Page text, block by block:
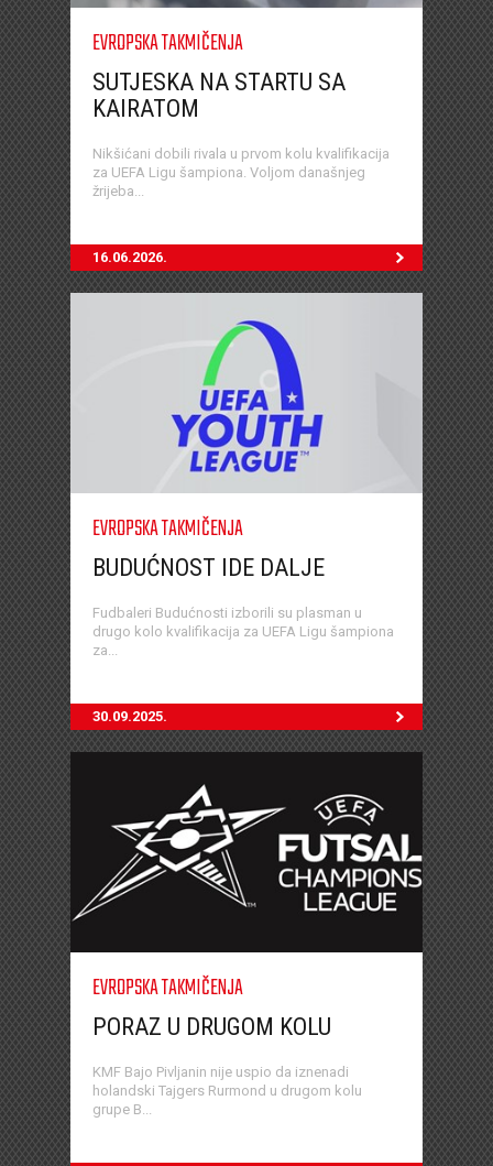
EVROPSKA TAKMIČENJA
SUTJESKA NA STARTU SA
KAIRATOM
Nikšićani dobili rivala u prvom kolu kvalifikacija
za UEFA Ligu šampiona. Voljom današnjeg
žrijeba...
16.06.2026.
EVROPSKA TAKMIČENJA
BUDUĆNOST IDE DALJE
Fudbaleri Budućnosti izborili su plasman u
drugo kolo kvalifikacija za UEFA Ligu šampiona
za...
30.09.2025.
EVROPSKA TAKMIČENJA
PORAZ U DRUGOM KOLU
KMF Bajo Pivljanin nije uspio da iznenadi
holandski Tajgers Rurmond u drugom kolu
grupe B...